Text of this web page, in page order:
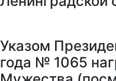
Указом
года № 1065